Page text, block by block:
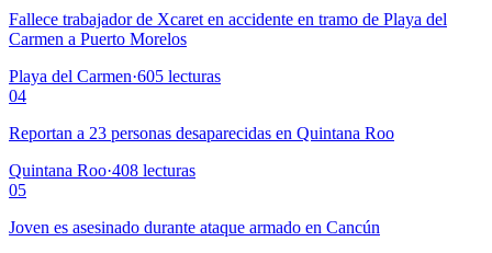
Fallece trabajador de Xcaret en accidente en tramo de Playa del
Carmen a Puerto Morelos
Playa del Carmen·605 lecturas
04
Reportan a 23 personas desaparecidas en Quintana Roo
Quintana Roo·408 lecturas
05
Joven es asesinado durante ataque armado en Cancún